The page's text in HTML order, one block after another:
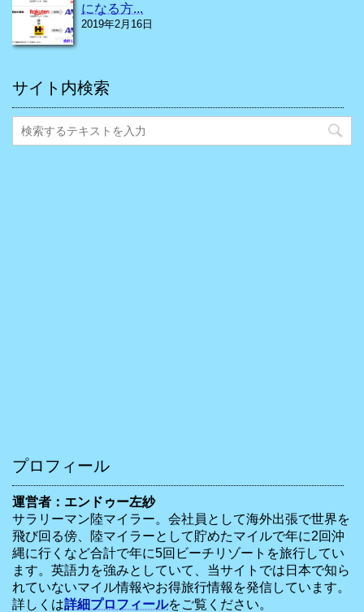
になる方...
2019年2月16日
サイト内検索
プロフィール
運営者：エンドゥー左紗
サラリーマン陸マイラー。会社員として海外出張で世界を
飛び回る傍、陸マイラーとして貯めたマイルで年に2回沖
縄に行くなど合計で年に5回ビーチリゾートを旅行してい
ます。英語力を強みとしていて、当サイトでは日本で知ら
れていないマイル情報やお得旅行情報を発信しています。
詳しくは詳細プロフィールをご覧ください。